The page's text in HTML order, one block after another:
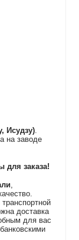
Исудзу).
на заводе
для заказа!
,
доставка
для вас